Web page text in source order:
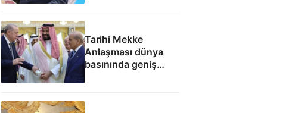
Tarihi Mekke
Anlaşması dünya
basınında geniş
yankı uyandırdı